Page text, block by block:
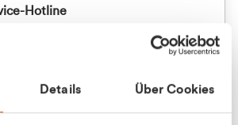
Details Über Cookies
Hotline